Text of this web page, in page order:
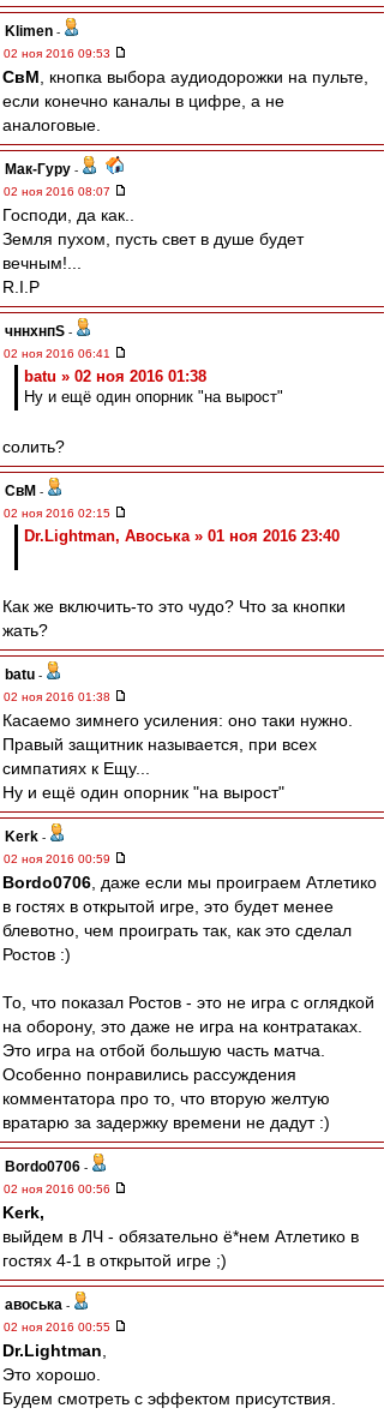
Klimen -
02 ноя 2016 09:53
СвМ , кнопка выбора аудиодорожки на пульте,
если конечно каналы в цифре, а не
аналоговые.
Мак-Гуру -
02 ноя 2016 08:07
Господи, да как..
Земля пухом, пусть свет в душе будет
вечным!...
R.I.P
чннхнпS -
02 ноя 2016 06:41
batu » 02 ноя 2016 01:38
Ну и ещё один опорник "на вырост"
солить?
СвМ -
02 ноя 2016 02:15
Dr.Lightman, Авоська » 01 ноя 2016 23:40
Как же включить-то это чудо? Что за кнопки
жать?
batu -
02 ноя 2016 01:38
Касаемо зимнего усиления: оно таки нужно.
Правый защитник называется, при всех
симпатиях к Ещу...
Ну и ещё один опорник "на вырост"
Kerk -
02 ноя 2016 00:59
Bordo0706 , даже если мы проиграем Атлетико
в гостях в открытой игре, это будет менее
блевотно, чем проиграть так, как это сделал
Ростов :)
То, что показал Ростов - это не игра с оглядкой
на оборону, это даже не игра на контратаках.
Это игра на отбой большую часть матча.
Особенно понравились рассуждения
комментатора про то, что вторую желтую
вратарю за задержку времени не дадут :)
Bordo0706 -
02 ноя 2016 00:56
Kerk,
выйдем в ЛЧ - обязательно ё*нем Атлетико в
гостях 4-1 в открытой игре ;)
авоська -
02 ноя 2016 00:55
Dr.Lightman
Это хорошо.
Будем смотреть с эффектом присутствия.